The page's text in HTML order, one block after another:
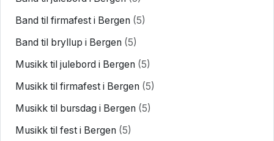
Band til firmafest i Bergen (5)
Band til bryllup i Bergen (5)
Musikk til julebord i Bergen (5)
Musikk til firmafest i Bergen (5)
Musikk til bursdag i Bergen (5)
Musikk til fest i Bergen (5)